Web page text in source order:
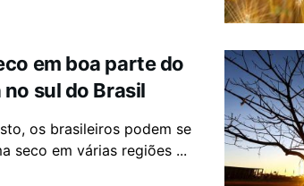
em boa parte do
sul do Brasil
os brasileiros podem se
seco em várias regiões ...